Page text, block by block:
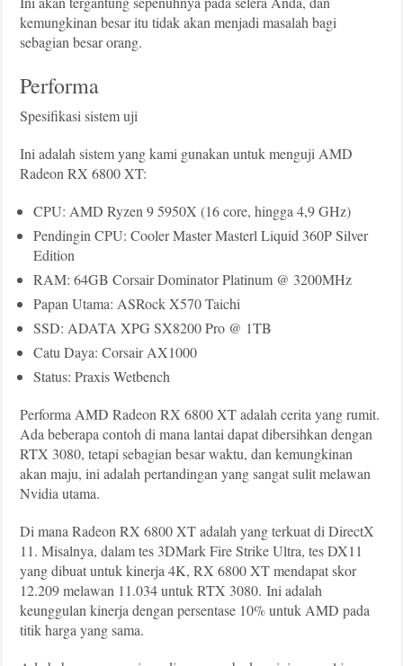
kemungkinan besar itu tidak akan menjadi masalah bagi
sebagian besar orang.
Performa
Spesifikasi sistem uji
Ini adalah sistem yang kami gunakan untuk menguji AMD
Radeon RX 6800 XT:
CPU: AMD Ryzen 9 5950X (16 core, hingga 4,9 GHz)
Pendingin CPU: Cooler Master Masterl Liquid 360P Silver
Edition
RAM: 64GB Corsair Dominator Platinum @ 3200MHz
Papan Utama: ASRock X570 Taichi
SSD: ADATA XPG SX8200 Pro @ 1TB
Catu Daya: Corsair AX1000
Status: Praxis Wetbench
Performa AMD Radeon RX 6800 XT adalah cerita yang rumit.
Ada beberapa contoh di mana lantai dapat dibersihkan dengan
RTX 3080, tetapi sebagian besar waktu, dan kemungkinan
akan maju, ini adalah pertandingan yang sangat sulit melawan
Nvidia utama.
Di mana Radeon RX 6800 XT adalah yang terkuat di DirectX
11. Misalnya, dalam tes 3DMark Fire Strike Ultra, tes DX11
yang dibuat untuk kinerja 4K, RX 6800 XT mendapat skor
12.209 melawan 11.034 untuk RTX 3080.Ini adalah
keunggulan kinerja dengan persentase 10% untuk AMD pada
titik harga yang sama.